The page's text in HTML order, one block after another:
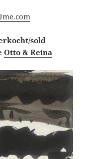
sold
Otto & Reina